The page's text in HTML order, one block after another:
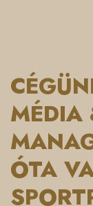
MÉDIA
ÓTA